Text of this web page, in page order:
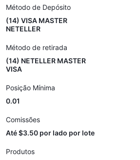
Método de Depósito
(14) VISA MASTER
NETELLER
Método de retirada
(14) NETELLER MASTER
VISA
Posição Mínima
0.01
Comissões
Até $3.50 por lado por lote
Produtos